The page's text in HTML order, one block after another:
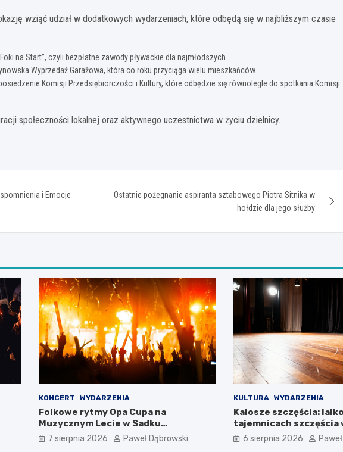
wziąć udział w dodatkowych wydarzeniach, które odbędą się w najbliższym czasie
na Start”, czyli bezpłatne zawody pływackie dla najmłodszych.
Wyprzedaż Garażowa, która co roku przyciąga wielu mieszkańców.
Komisji Przedsiębiorczości i Kultury, które odbędzie się równolegle do spotkania Komisji
społeczności lokalnej oraz aktywnego uczestnictwa w życiu dzielnicy.
i Emocje
Ostatnie pożegnanie aspiranta sztabowego Piotra Sitnika w
hołdzie dla jego służby
KONCERT WYDARZENIA
Folkowe rytmy Opa Cupa na
Muzycznym Lecie w Sadku
Natolińskim
7 sierpnia 2026 Paweł Dąbrowski
KULTURA WYDARZENIA
Kalosze szczęścia:
tajemnicach szczęścia
Bażantarni
6 sierpnia 2026